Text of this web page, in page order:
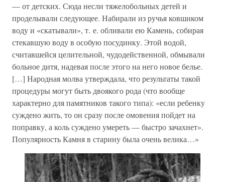
— от детских. Сюда несли тяжелобольных детей и
проделывали следующее. Набирали из ручья ковшиком
воду и «скатывали», т. е. обливали ею Камень, собирая
стекавшую воду в особую посудинку. Этой водой,
считавшейся целительной, чудодейственной, обмывали
больное дитя, надевая после этого на него новое белье.
[…] Народная молва утверждала, что результаты такой
процедуры могут быть двоякого рода (что вообще
характерно для памятников такого типа): «если ребенку
суждено жить, то он сразу после омовения пойдет на
поправку, а коль суждено умереть — быстро зачахнет».
Популярность Камня в старину была очень велика…»